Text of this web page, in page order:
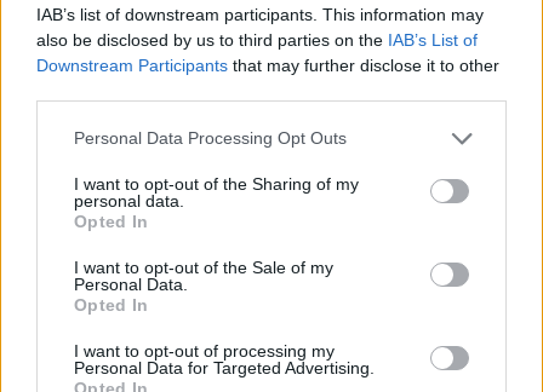
IAB’s list of downstream participants. This information may
also be disclosed by us to third parties on the IAB’s List of
Downstream Participants that may further disclose it to other
Personal Data Processing Opt Outs
I want to opt-out of the Sharing of my
personal data.
Opted In
I want to opt-out of the Sale of my
Personal Data.
Opted In
I want to opt-out of processing my
Personal Data for Targeted Advertising.
Opted In
JOGOS DE TIROS E DISPAROS
JOGOS DE ARMAS
JOGOS .IO
JOGOS DE PISTOLAS